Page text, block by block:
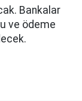
Bankalar
ve ödeme